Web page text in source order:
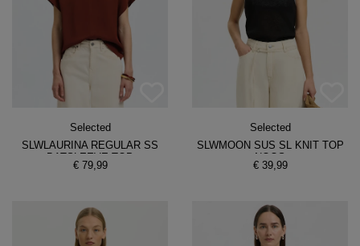
Selected
SLWLAURINA REGULAR SS
BATSLEEVE TOP
€ 79,99
Selected
SLWMOON SUS SL KNIT TOP
NOOS
€ 39,99